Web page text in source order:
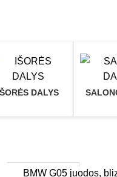
DALYS
Užsakoma prekė
Į KREPŠELĮ
BMW G05 juodos,